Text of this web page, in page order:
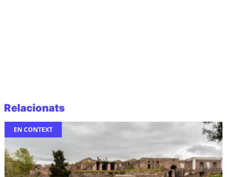
Relacionats
EN CONTEXT